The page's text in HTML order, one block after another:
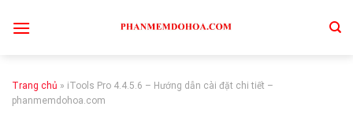
Trang chủ » iTools Pro 4.4.5.6 – Hướng dẫn cài đặt chi tiết –
phanmemdohoa.com